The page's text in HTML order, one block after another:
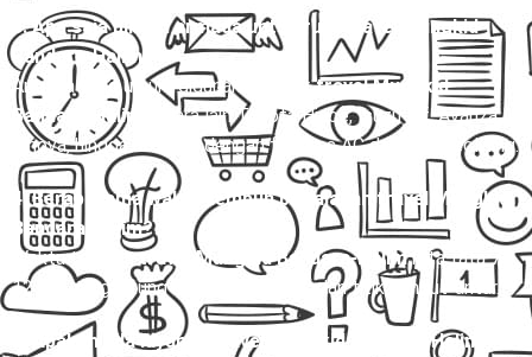
3. Apa saja pilihan armada untuk rute travel Mungkid
Bandara-Halim?
Armada yang umum digunakan untuktravel Mungkid
Bandara-Halim
antara lain Toyota Hiace, Isuzu Elf, Avanza,
Innova, hingga bus mini dengan fasilitas AC dan kursi reclining.
4. Berapa lama waktu tempuh perjalanan travel Mungkid
Bandara-Halim?
Waktu tempuhtravel Mungkid Bandara-Halimrata-rata 7–
12 jam, tergantung kondisi lalu lintas dan titik jemput-antar.
5. Apakah ada layanan travel Mungkid Bandara-Halim